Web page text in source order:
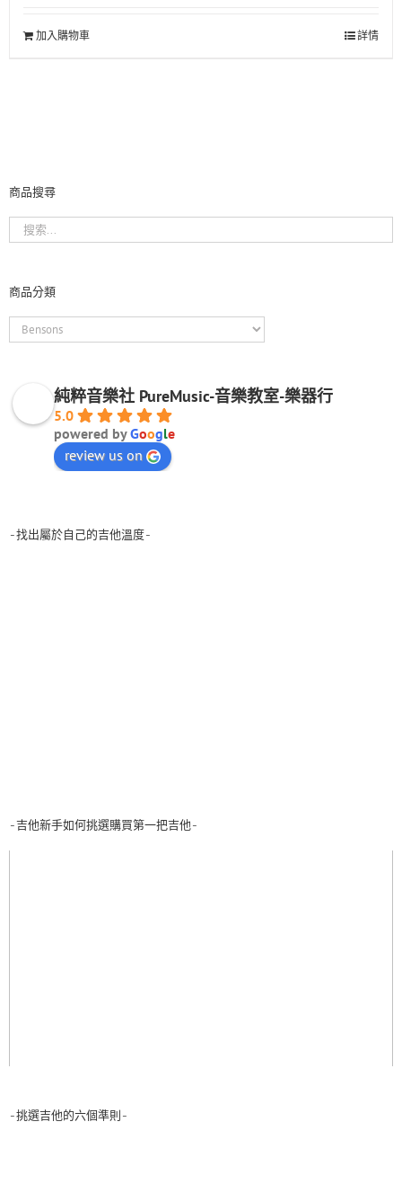
加入購物車 詳情
商品搜尋
商品分類
純粹音樂社 PureMusic-音樂教室-樂器行
5.0
powered byGoogle
review us on
-找出屬於自己的吉他溫度-
-吉他新手如何挑選購買第一把吉他-
-挑選吉他的六個準則-